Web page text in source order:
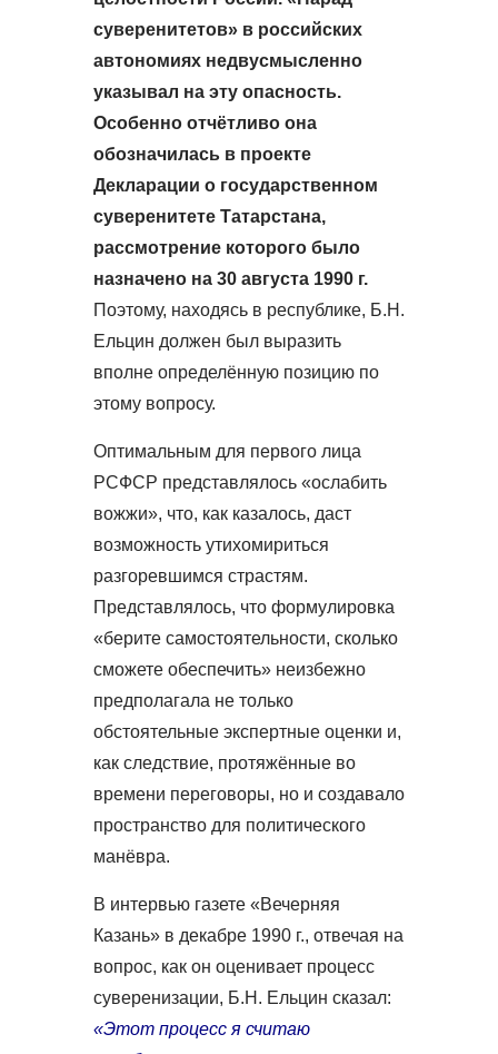
суверенитетов» в российских
автономиях недвусмысленно
указывал на эту опасность.
Особенно отчётливо она
обозначилась в проекте
Декларации о государственном
суверенитете Татарстана,
рассмотрение которого было
назначено на 30 августа 1990 г.
Поэтому, находясь в республике, Б.Н.
Ельцин должен был выразить
вполне определённую позицию по
этому вопросу.
Оптимальным для первого лица
РСФСР представлялось «ослабить
вожжи», что, как казалось, даст
возможность утихомириться
разгоревшимся страстям.
Представлялось, что формулировка
«берите самостоятельности, сколько
сможете обеспечить» неизбежно
предполагала не только
обстоятельные экспертные оценки и,
как следствие, протяжённые во
времени переговоры, но и создавало
пространство для политического
манёвра.
В интервью газете «Вечерняя
Казань» в декабре 1990 г., отвечая на
вопрос, как он оценивает процесс
суверенизации, Б.Н. Ельцин сказал:
«Этот процесс я считаю